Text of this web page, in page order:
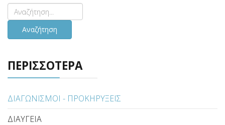
Αναζήτηση
ΠΕΡΙΣΣΟΤΕΡΑ
ΔΙΑΓΩΝΙΣΜΟΙ - ΠΡΟΚΗΡΥΞΕΙΣ
ΔΙΑΥΓΕΙΑ